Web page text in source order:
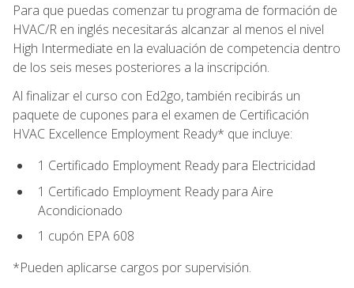
Para que puedas comenzar tu programa de formación de
HVAC/R en inglés necesitarás alcanzar al menos el nivel
High Intermediate en la evaluación de competencia dentro
de los seis meses posteriores a la inscripción.
Al finalizar el curso con Ed2go, también recibirás un
paquete de cupones para el examen de Certificación
HVAC Excellence Employment Ready* que incluye:
1 Certificado Employment Ready para Electricidad
1 Certificado Employment Ready para Aire
Acondicionado
1 cupón EPA 608
*Pueden aplicarse cargos por supervisión.